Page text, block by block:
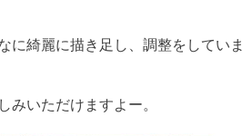
綺麗に描き足し、調整をしていま
いただけますよー。